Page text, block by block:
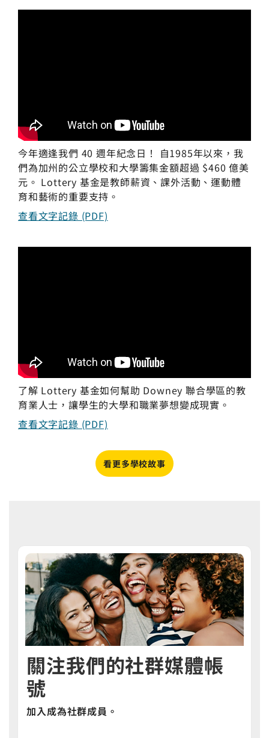
今年適逢我們 40 週年紀念日！
自1985年以來，我
們為加州的公立學校和大學籌集金額超過 $460 億美
元。 Lottery 基金是教師薪資、課外活動、運動體
育和藝術的重要支持。
查看文字記錄 (PDF)
了解 Lottery 基金如何幫助 Downey 聯合學區的教
育業人士，讓學生的大學和職業夢想變成現實。
查看文字記錄 (PDF)
看更多學校故事
關注我們的社群媒體帳
號
加入成為社群成員。